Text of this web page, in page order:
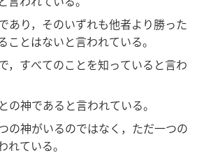
あり，そのいずれも他者より勝った
ことはないと言われている。
，すべてのことを知っていると言わ
の神であると言われている。
の神がいるのではなく，ただ一つの
れている。